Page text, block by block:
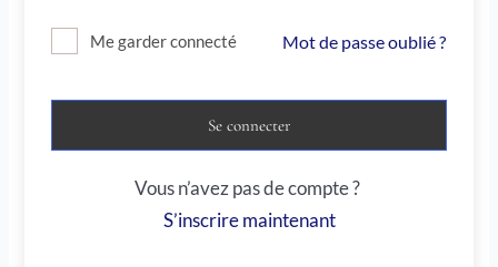
Me garder connecté Mot de passe oublié ?
Se connecter
Vous n’avez pas de compte ?
S’inscrire maintenant